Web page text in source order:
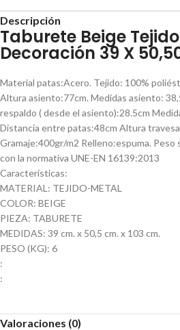
Descripción
Taburete Beige
Decoración 39 X
Material patas:Acero. Tejido: 100%
Altura asiento:77cm. Medidas asiento:
respaldo ( desde el asiento):28.5cm
Distancia entre patas:48cm Altura
Gramaje:400gr/m2 Relleno:espuma.
con la normativa UNE-EN 16139:2013
Características:
MATERIAL: TEJIDO-METAL
COLOR: BEIGE
PIEZA: TABURETE
MEDIDAS: 39 cm. x 50,5 cm. x 103 cm.
PESO (KG): 6
:
:
Valoraciones (0)